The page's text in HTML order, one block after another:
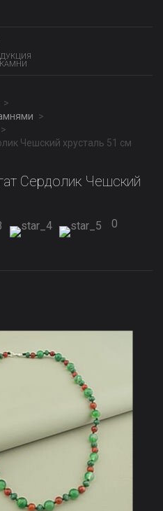
Чешский хрусталь 51 см
Сердолик Чешский
0